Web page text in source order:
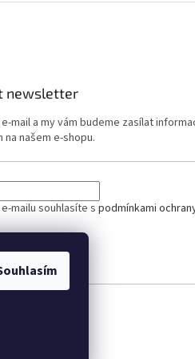
newsletter
mail a my vám budeme zasílat
našem e-shopu.
mailu souhlasíte spodmínkami